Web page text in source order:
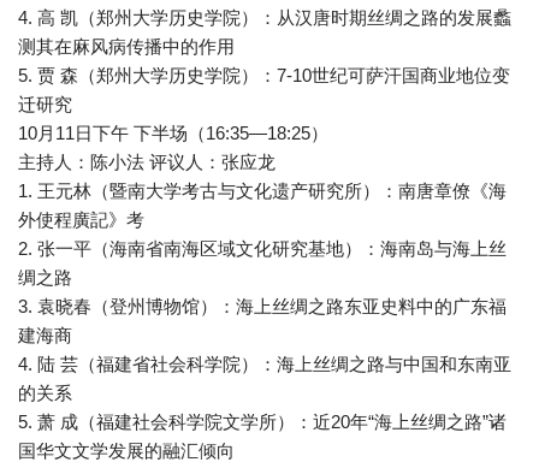
4. 高 凯（郑州大学历史学院）：从汉唐时期丝绸之路的发展蠡
测其在麻风病传播中的作用
5. 贾 森（郑州大学历史学院）：7-10世纪可萨汗国商业地位变
迁研究
10月11日下午 下半场（16:35—18:25）
主持人：陈小法 评议人：张应龙
1. 王元林（暨南大学考古与文化遗产研究所）：南唐章僚《海
外使程廣記》考
2. 张一平（海南省南海区域文化研究基地）：海南岛与海上丝
绸之路
3. 袁晓春（登州博物馆）：海上丝绸之路东亚史料中的广东福
建海商
4. 陆 芸（福建省社会科学院）：海上丝绸之路与中国和东南亚
的关系
5. 萧 成（福建社会科学院文学所）：近20年“海上丝绸之路”诸
国华文文学发展的融汇倾向